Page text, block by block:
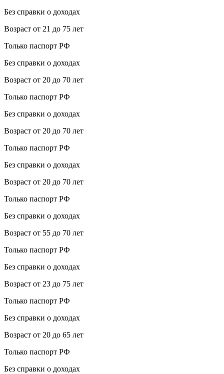
Без справки о доходах
Возраст от 21 до 75 лет
Только паспорт РФ
Без справки о доходах
Возраст от 20 до 70 лет
Только паспорт РФ
Без справки о доходах
Возраст от 20 до 70 лет
Только паспорт РФ
Без справки о доходах
Возраст от 20 до 70 лет
Только паспорт РФ
Без справки о доходах
Возраст от 55 до 70 лет
Только паспорт РФ
Без справки о доходах
Возраст от 23 до 75 лет
Только паспорт РФ
Без справки о доходах
Возраст от 20 до 65 лет
Только паспорт РФ
Без справки о доходах